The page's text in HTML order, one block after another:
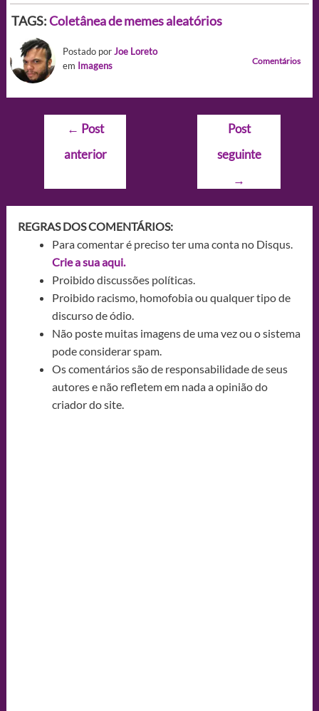
TAGS:Coletânea de memes aleatórios
Postado porJoe Loreto
em Imagens Comentários
Navegação
Post
← Post
anterior
Post
seguinte
→
REGRAS DOS COMENTÁRIOS:
Para comentar é preciso ter uma conta no Disqus.
Crie a sua aqui.
Proibido discussões políticas.
Proibido racismo, homofobia ou qualquer tipo de
discurso de ódio.
Não poste muitas imagens de uma vez ou o sistema
pode considerar spam.
Os comentários são de responsabilidade de seus
autores e não refletem em nada a opinião do
criador do site.